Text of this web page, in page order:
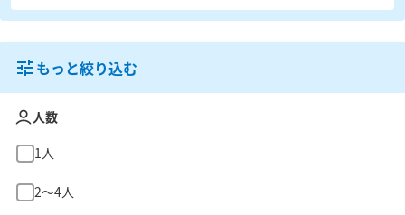
もっと絞り込む
人数
1人
2〜4人